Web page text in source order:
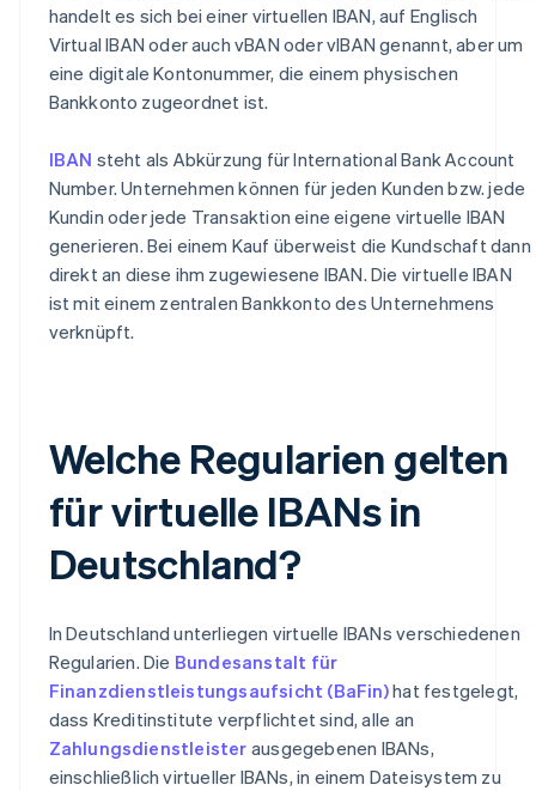
handelt es sich bei einer virtuellen IBAN, auf Englisch
Virtual IBAN oder auch vBAN oder vIBAN genannt, aber um
eine digitale Kontonummer, die einem physischen
Bankkonto zugeordnet ist.
IBAN steht als Abkürzung für International Bank Account
Number. Unternehmen können für jeden Kunden bzw. jede
Kundin oder jede Transaktion eine eigene virtuelle IBAN
generieren. Bei einem Kauf überweist die Kundschaft dann
direkt an diese ihm zugewiesene IBAN. Die virtuelle IBAN
ist mit einem zentralen Bankkonto des Unternehmens
verknüpft.
Welche Regularien gelten
für virtuelle IBANs in
Deutschland?
In Deutschland unterliegen virtuelle IBANs verschiedenen
Regularien. Die Bundesanstalt für
Finanzdienstleistungsaufsicht (BaFin)hat festgelegt,
dass Kreditinstitute verpflichtet sind, alle an
Zahlungsdienstleister ausgegebenen IBANs,
einschließlich virtueller IBANs, in einem Dateisystem zu